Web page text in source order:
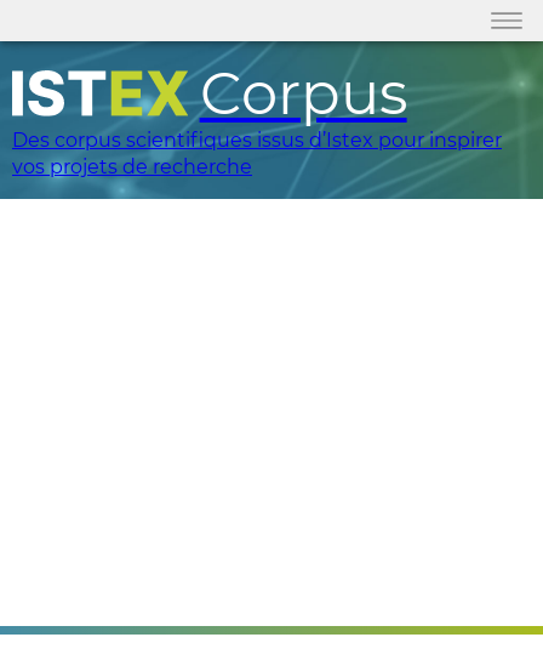
Corpus
Des corpus scientifiques issus d’Istex pour inspirer
vos projets de recherche